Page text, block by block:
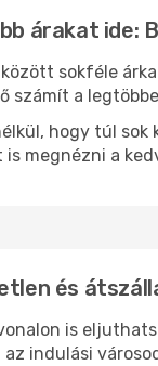
árakat ide:
között sokféle
számít a
hogy túl
megnézni a
és
is
az indulási